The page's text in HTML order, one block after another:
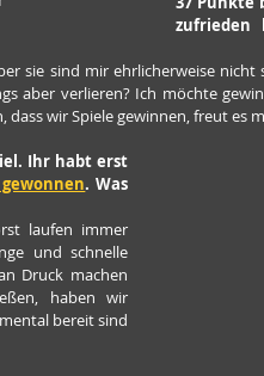
zufrieden
sie sind mir ehrlicherweise
aber verlieren? Ich möchte
wir Spiele gewinnen, freut es
Ihr habt erst
. Was
laufen immer
und schnelle
Druck machen
haben wir
bereit sind